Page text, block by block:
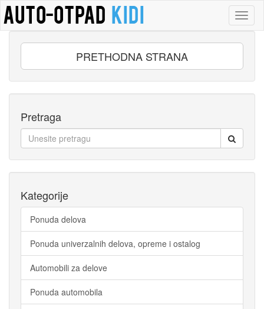
PRETHODNA STRANA
Pretraga
Kategorije
Ponuda delova
Ponuda univerzalnih delova, opreme i ostalog
Automobili za delove
Ponuda automobila